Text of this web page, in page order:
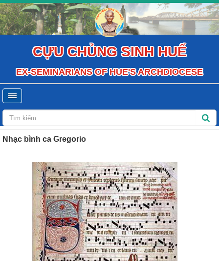
CỰU CHỦNG SINH HUẾ
EX-SEMINARIANS OF HUE'S ARCHDIOCESE
Nhạc bình ca Gregorio